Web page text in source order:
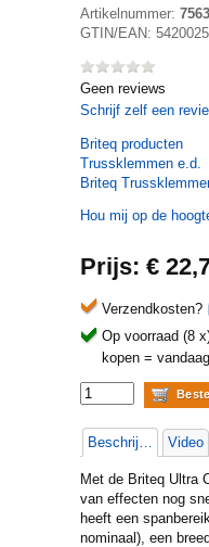
Artikelnummer:
GTIN/EAN:
Geen reviews
Schrijf zelf een
Briteq producten
Trussklemmen e.d.
Briteq
Hou mij op de
Prijs: €
Verzendkosten?
Op voorraad (8
kopen =
Beschrijving Video
Met de Briteq Ultra
van effecten nog
heeft een
nominaal), een